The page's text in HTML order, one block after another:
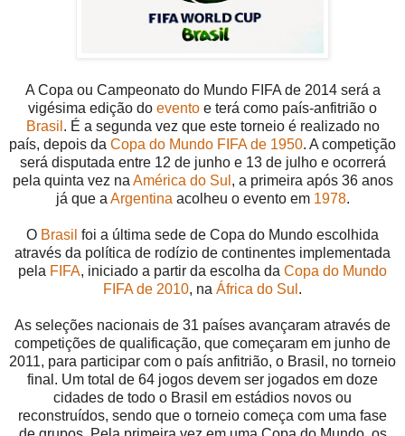
A Copa ou Campeonato do Mundo FIFA de 2014 será a
vigésima edição do evento e terá como país-anfitrião o
Brasil . É a segunda vez que este torneio é realizado no
país, depois da Copa do Mundo FIFA de 1950. A competição
será disputada entre 12 de junho e 13 de julho e ocorrerá
pela quinta vez na América do Sul , a primeira após 36 anos
já que a Argentina acolheu o evento em 1978.
O Brasil foi a última sede de Copa do Mundo escolhida
através da política de rodízio de continentes implementada
pela FIFA, iniciado a partir da escolha da Copa do Mundo
FIFA de 2010, na África do Sul .
As seleções nacionais de 31 países avançaram através de
competições de qualificação, que começaram em junho de
2011, para participar com o país anfitrião, o Brasil, no torneio
final. Um total de 64 jogos devem ser jogados em doze
cidades de todo o Brasil em estádios novos ou
reconstruídos, sendo que o torneio começa com uma fase